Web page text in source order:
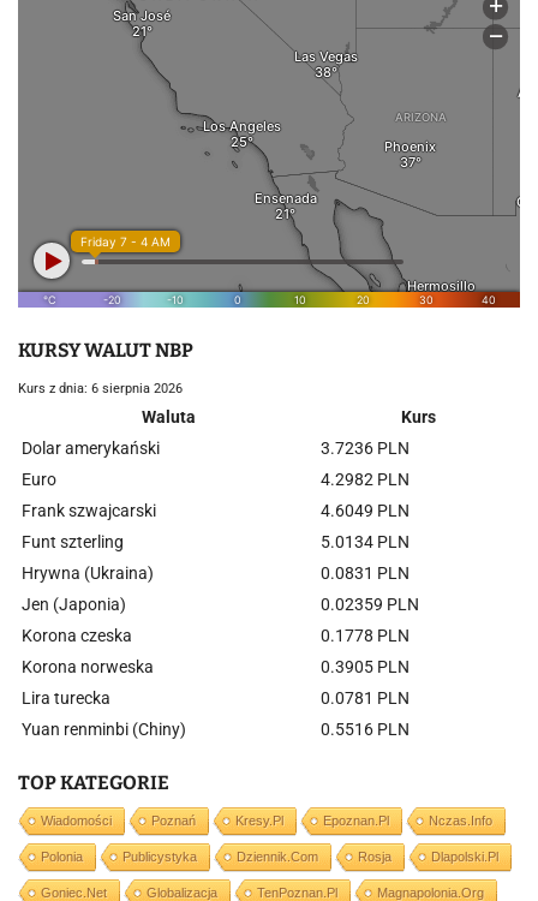
KURSY WALUT NBP
Kurs z dnia: 6 sierpnia 2026
Waluta
Kurs
Dolar amerykański
3.7236 PLN
Euro
4.2982 PLN
Frank szwajcarski
4.6049 PLN
Funt szterling
5.0134 PLN
Hrywna (Ukraina)
0.0831 PLN
Jen (Japonia)
0.02359 PLN
Korona czeska
0.1778 PLN
Korona norweska
0.3905 PLN
Lira turecka
0.0781 PLN
Yuan renminbi (Chiny)
0.5516 PLN
TOP KATEGORIE
Wiadomości Poznań Kresy.pl Epoznan.pl Nczas.info
Polonia Publicystyka Dziennik.com Rosja Dlapolski.pl
Goniec.net Globalizacja TenPoznan.pl Magnapolonia.org